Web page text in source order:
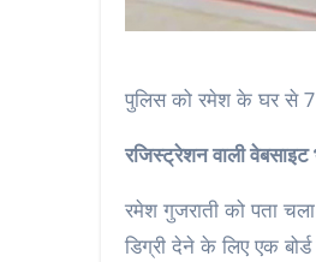
पुलिस को रमेश के घर से 7
रजिस्ट्रेशन वाली वेबसाइट
रमेश गुजराती को पता
डिग्री देने के लिए एक